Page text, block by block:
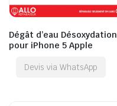
Dégât d’eau Désoxydation
pour iPhone 5 Apple
Devis via WhatsApp